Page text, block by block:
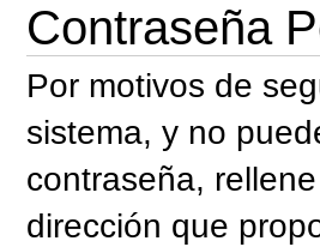
Contraseña
Por motivos de
sistema, y no
contraseña,
dirección que